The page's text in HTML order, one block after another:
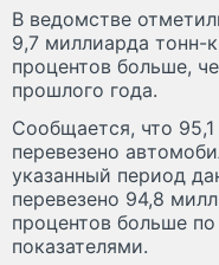
В ведомстве
9,7 миллиарда тонн-
процентов больше,
прошлого года.
Сообщается, что
перевезено
указанный период
перевезено 94,8
процентов больше
показателями.